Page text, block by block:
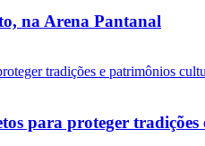
na Arena Pantanal
para proteger